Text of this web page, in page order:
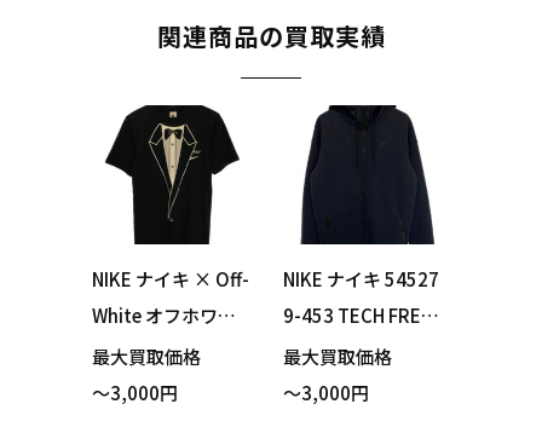
関連商品の買取実績
NIKE ナイキ × Off-
White オフホワイ
ト BQ0827-010 NR
G A6 Tee Tシャツ
最大買取価格
～3,000円
NIKE ナイキ 54527
9-453 TECH FREEC
E 1.0 WIND RUNNE
R テック フリース
最大買取価格
～3,000円